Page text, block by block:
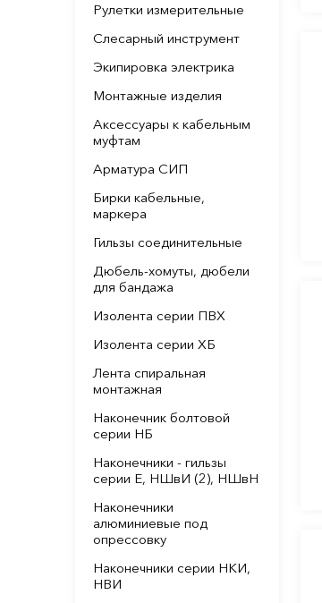
Рулетки измерительные
Слесарный инструмент
Экипировка электрика
Монтажные изделия
Аксессуары к кабельным
муфтам
Арматура СИП
Бирки кабельные,
маркера
Гильзы соединительные
Дюбель-хомуты, дюбели
для бандажа
Изолента серии ПВХ
Изолента серии ХБ
Лента спиральная
монтажная
Наконечник болтовой
серии НБ
Наконечники - гильзы
серии Е, НШвИ (2), НШвН
Наконечники
алюминиевые под
опрессовку
Наконечники серии НКИ,
НВИ